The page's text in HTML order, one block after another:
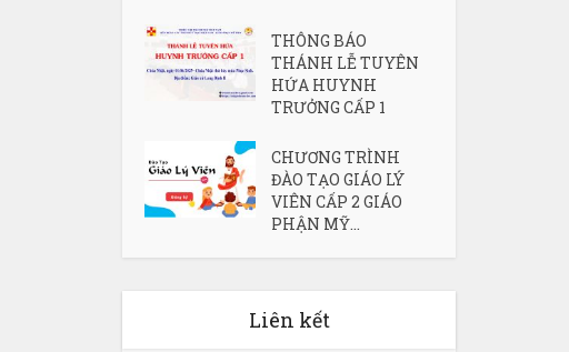
THÔNG BÁO
THÁNH LỄ TUYÊN
HỨA HUYNH
TRƯỞNG CẤP 1
CHƯƠNG TRÌNH
ĐÀO TẠO GIÁO LÝ
VIÊN CẤP 2 GIÁO
PHẬN MỸ...
Liên kết